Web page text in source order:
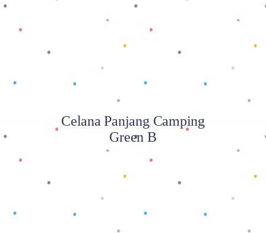
Baca selengkapnya
Celana Panjang Camping
Green B